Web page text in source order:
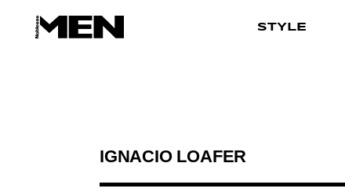
STYLE
검색결과